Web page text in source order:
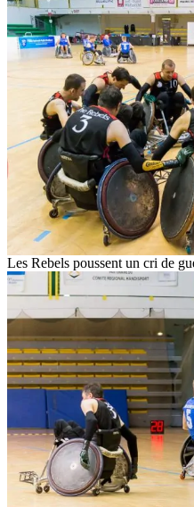
Les Rebels poussent un cri de